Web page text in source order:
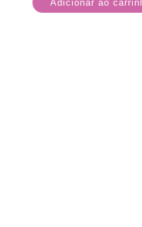
Adicionar ao